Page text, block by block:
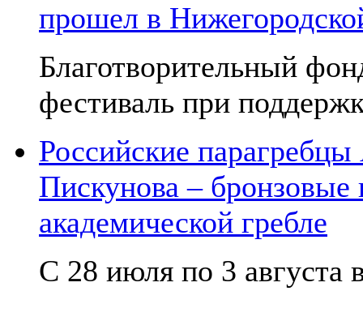
прошел в
Благотворительный
фестиваль при
Российские
Пискунова –
академической гребле
С 28 июля по 3 августа